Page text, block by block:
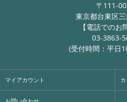
〒111-
東京都台東区
【電話でのお
03-3863-
(受付時間：平日
マイアカウント